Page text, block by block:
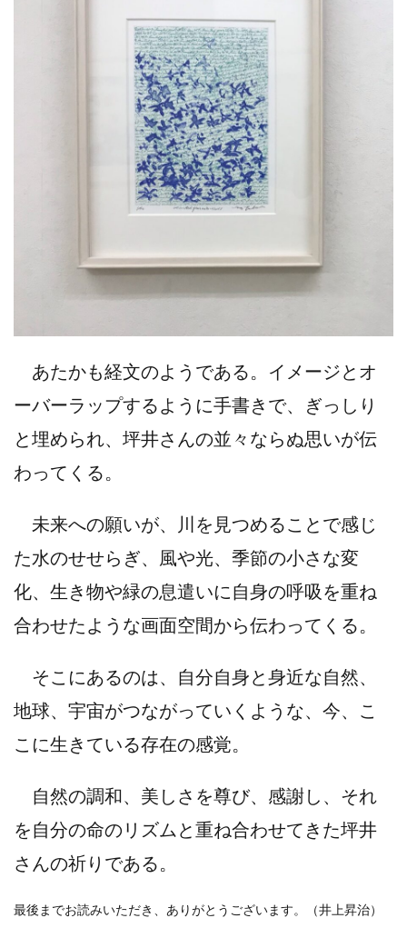
あたかも経文のようである。イメージとオ
ーバーラップするように手書きで、ぎっしり
と埋められ、坪井さんの並々ならぬ思いが伝
わってくる。
未来への願いが、川を見つめることで感じ
た水のせせらぎ、風や光、季節の小さな変
化、生き物や緑の息遣いに自身の呼吸を重ね
合わせたような画面空間から伝わってくる。
そこにあるのは、自分自身と身近な自然、
地球、宇宙がつながっていくような、今、こ
こに生きている存在の感覚。
自然の調和、美しさを尊び、感謝し、それ
を自分の命のリズムと重ね合わせてきた坪井
さんの祈りである。
最後までお読みいただき、ありがとうございます。（井上昇治）